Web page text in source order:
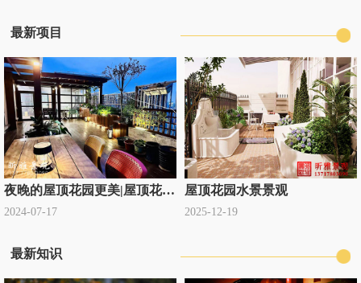
最新项目
夜晚的屋顶花园更美|屋顶花园设计公司定制
2024-07-17
屋顶花园水景景观
2025-12-19
最新知识